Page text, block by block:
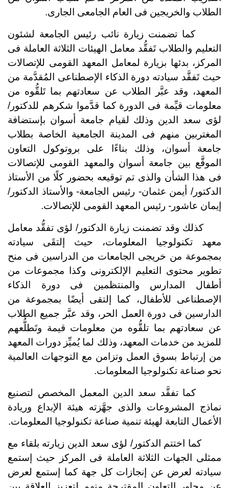
الطلاب والخريجين فى العام الجامعى الجارى.
كما تضمنت زيارة نائب رئيس الجامعة لشئون
التعليم والطلاب تَفقُّد معامل الهيئات الثلاثة العاملة فى
المركز، بدئها بزيارة لمعامل المعهد القومى للإتصالات
حيث تَفقَّد سيادته دورة الذكاء الإصطناعى المُقدَّمة من
المعهد، وقد عبَّر الطلاب عن سعادتهم بما تَلقُّوه من
معلومات قيِّمة فى الدورة كما قدَّموا شكرهم للدكتور/
لؤى سعد الدين وذلك لقيام جامعة أسوان بإستضافة
المغتربين منهم فى المدينة الجامعية الخاصة بطلاب
جامعة أسوان، وذلك بناءًا على بروتوكول التعاون
الموقَّع بين جامعة أسوان والمعهد القومى للإتصالات
فى هذا الشأن والذى تم توقيعه بحضور كلًا من الأستاذ
الدكتور/ أيمن عثمان- رئيس الجامعة- والأستاذ الدكتور/
إيمان عاشور- رئيس المعهد القومى للإتصالات.
كذلك وقد تضمنت زيارة الدكتور/ لؤى تفقُّد معامل
معهد تكنولوجيا المعلومات، حيث إلتقَى سيادته
بمجموعة من خريجى الجامعات من الدراسين فى منح
تطوير محتوى التعليم الإلكترونى وكذا مجموعات من
أطفال المدارس والمنتظمين فى دورة الذكاء
الإصطناعى للأطفال، كما إلتقى أيضًا بمجموعة من
الدارسين فى دورة العمل الحر، وقد عبَّر جميع الطلاب
عن سعادتهم بما تلقُّوه من معلومات قيمة وتَطلُّعهم
للمزيد من خدمات المعهد، وذلك لما يُميِّز دورات المعهد
من إرتباط بسوق العمل وتزامن مع التوجهات العالمية
نحو صناعة تكنولوجيا المعلومات.
كما تفقَّد سعد الدين المعمل المخصص لتصنيع
نماذج المشروعات والذى جهَّزته هيئة الإبداع وريادة
الأعمال التابعة لهيئة تنمية صناعة تكنولوجيا المعلومات.
كما اختتم الدكتور/ لؤى سعد الدين زيارته بلقاء مع
ممثلى الجهات الثلاثة العاملة فى المركز حيث إستمع
سيادته لعرض عن إنجازات كل جهة كما إستمع لعرض